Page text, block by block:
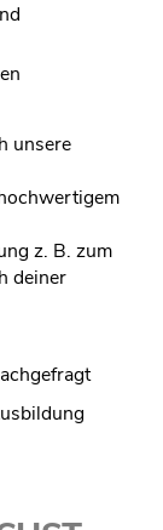
unsere
z. B. zum
deiner